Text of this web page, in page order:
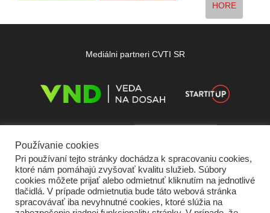
HORE
Mediálni partneri CVTI SR
Používanie cookies
Pri používaní tejto stránky dochádza k spracovaniu cookies,
ktoré nám pomáhajú zvyšovať kvalitu služieb. Súbory
cookies môžete prijať alebo odmietnuť kliknutím na jednotlivé
tlačidlá. V prípade odmietnutia bude táto webová stránka
spracovávať iba nevyhnutné cookies, ktoré slúžia na